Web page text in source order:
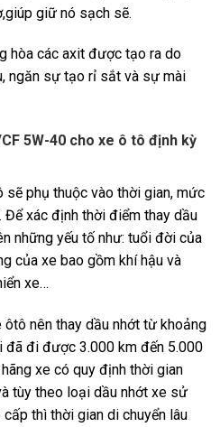
giữ nó sạch sẽ.
hòa các axit được tạo ra do
ngăn sự tạo rỉ sắt và sự mài
5W-40 cho xe ô tô định kỳ
sẽ phụ thuộc vào thời gian, mức
xác định thời điểm thay dầu
những yếu tố như: tuổi đời của
của xe bao gồm khí hậu và
xe…
nên thay dầu nhớt từ khoảng
đã đi được 3.000 km đến 5.000
xe có quy định thời gian
tùy theo loại dầu nhớt xe sử
thì thời gian di chuyển lâu